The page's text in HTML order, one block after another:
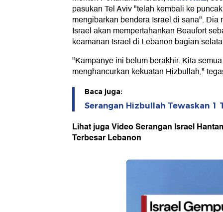
pasukan Tel Aviv "telah kembali ke
mengibarkan bendera Israel di sana".
Israel akan mempertahankan Beaufort
keamanan Israel di Lebanon bagian
"Kampanye ini belum berakhir. Kita
menghancurkan kekuatan Hizbullah,"
Baca juga:
Serangan Hizbullah Tewaskan 1
Lihat juga Video Serangan Israel
Terbesar Lebanon